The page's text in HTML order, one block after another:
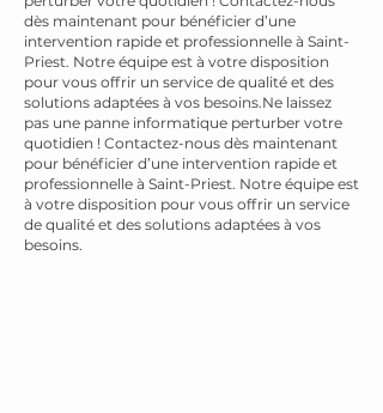
dès maintenant pour bénéficier d’une
intervention rapide et professionnelle à Saint-
Priest. Notre équipe est à votre disposition
pour vous offrir un service de qualité et des
solutions adaptées à vos besoins.Ne laissez
pas une panne informatique perturber votre
quotidien ! Contactez-nous dès maintenant
pour bénéficier d’une intervention rapide et
professionnelle à Saint-Priest. Notre équipe est
à votre disposition pour vous offrir un service
de qualité et des solutions adaptées à vos
besoins.